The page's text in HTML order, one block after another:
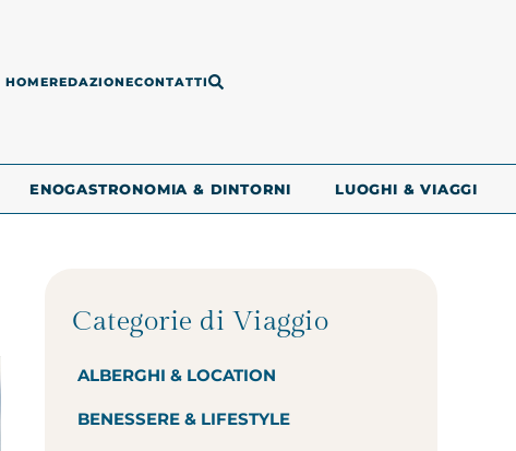
HOMEREDAZIONECONTATTI
ENOGASTRONOMIA & DINTORNI LUOGHI & VIAGGI
Categorie di Viaggio
ALBERGHI & LOCATION
BENESSERE & LIFESTYLE